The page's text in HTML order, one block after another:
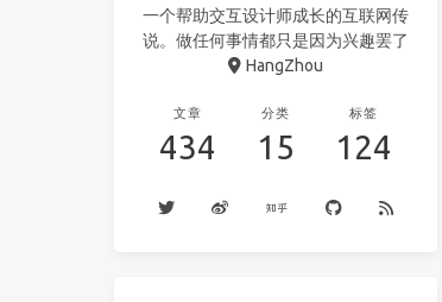
一个帮助交互设计师成长的互联网传
说。做任何事情都只是因为兴趣罢了
HangZhou
文章
434
分类
15
标签
124